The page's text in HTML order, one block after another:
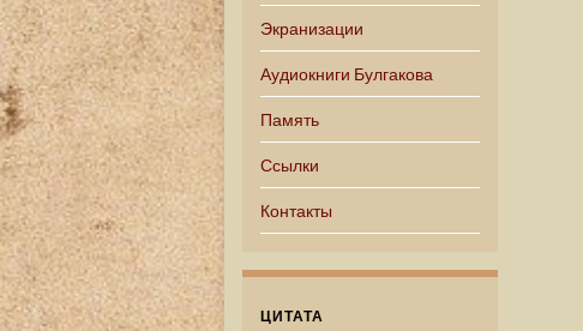
Экранизации
Аудиокниги Булгакова
Память
Ссылки
Контакты
ЦИТАТА